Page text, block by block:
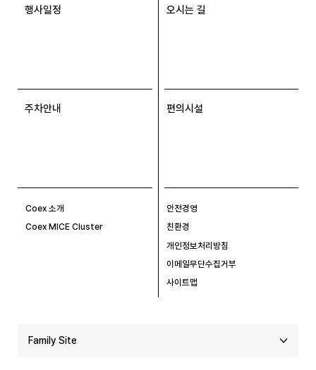
행사일정 오시는 길
주차안내 편의시설
Coex 소개
Coex MICE Cluster
안전경영
친환경
개인정보처리방침
이메일무단수집거부
사이트맵
Family Site